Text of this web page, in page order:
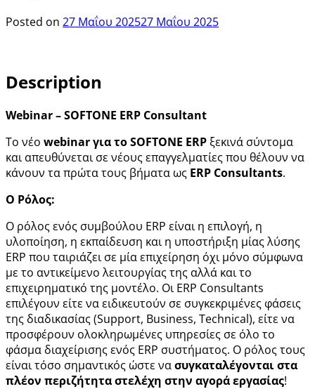
Posted on 27 Μαΐου 202527 Μαΐου 2025
Description
Webinar – SOFTONE ERP Consultant
Το νέο webinar για το SOFTONE ERPξεκινά σύντομα
και απευθύνεται σε νέους επαγγελματίες που θέλουν να
κάνουν τα πρώτα τους βήματα ως ERP Consultants.
Ο Ρόλος:
Ο ρόλος ενός συμβούλου ERP είναι η επιλογή, η
υλοποίηση, η εκπαίδευση και η υποστήριξη μίας λύσης
ERP που ταιριάζει σε μία επιχείρηση όχι μόνο σύμφωνα
με το αντικείμενο λειτουργίας της αλλά και το
επιχειρηματικό της μοντέλο. Οι ERP Consultants
επιλέγουν είτε να ειδικευτούν σε συγκεκριμένες φάσεις
της διαδικασίας (Support, Business, Technical), είτε να
προσφέρουν ολοκληρωμένες υπηρεσίες σε όλο το
φάσμα διαχείρισης ενός ERP συστήματος. O ρόλος τους
είναι τόσο σημαντικός ώστε νασυγκαταλέγονται στα
πλέον περιζήτητα στελέχη στην αγορά εργασίας!